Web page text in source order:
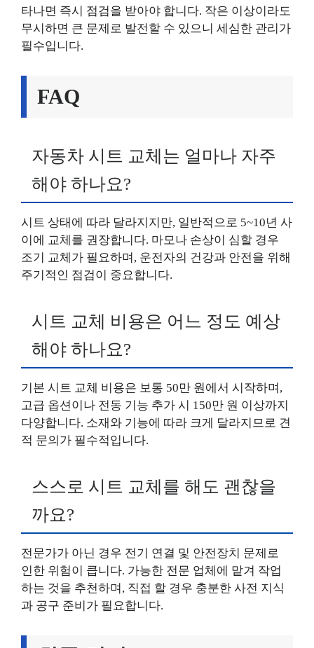
타나면 즉시 점검을 받아야 합니다. 작은 이상이라도
무시하면 큰 문제로 발전할 수 있으니 세심한 관리가
필수입니다.
FAQ
자동차 시트 교체는 얼마나 자주
해야 하나요?
시트 상태에 따라 달라지지만, 일반적으로 5~10년 사
이에 교체를 권장합니다. 마모나 손상이 심할 경우
조기 교체가 필요하며, 운전자의 건강과 안전을 위해
주기적인 점검이 중요합니다.
시트 교체 비용은 어느 정도 예상
해야 하나요?
기본 시트 교체 비용은 보통 50만 원에서 시작하며,
고급 옵션이나 전동 기능 추가 시 150만 원 이상까지
다양합니다. 소재와 기능에 따라 크게 달라지므로 견
적 문의가 필수적입니다.
스스로 시트 교체를 해도 괜찮을
까요?
전문가가 아닌 경우 전기 연결 및 안전장치 문제로
인한 위험이 큽니다. 가능한 전문 업체에 맡겨 작업
하는 것을 추천하며, 직접 할 경우 충분한 사전 지식
과 공구 준비가 필요합니다.